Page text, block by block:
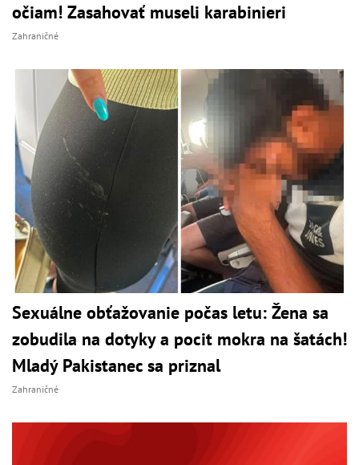
očiam! Zasahovať museli karabinieri
Zahraničné
Sexuálne obťažovanie počas letu: Žena sa
zobudila na dotyky a pocit mokra na šatách!
Mladý Pakistanec sa priznal
Zahraničné